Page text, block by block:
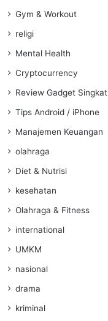
Gym & Workout
religi
Mental Health
Cryptocurrency
Review Gadget Singkat
Tips Android / iPhone
Manajemen Keuangan
olahraga
Diet & Nutrisi
kesehatan
Olahraga & Fitness
international
UMKM
nasional
drama
kriminal